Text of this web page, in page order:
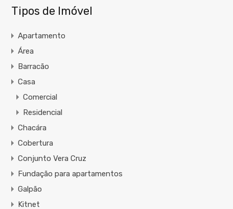
Tipos de Imóvel
Apartamento
Área
Barracão
Casa
Comercial
Residencial
Chacára
Cobertura
Conjunto Vera Cruz
Fundação para apartamentos
Galpão
Kitnet